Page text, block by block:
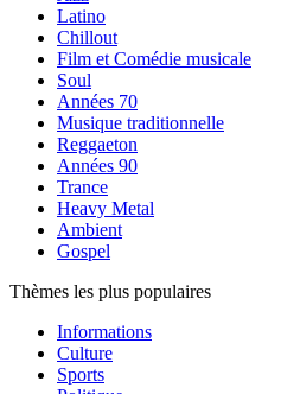
Latino
Chillout
Film et Comédie musicale
Soul
Années 70
Musique traditionnelle
Reggaeton
Années 90
Trance
Heavy Metal
Ambient
Gospel
Thèmes les plus populaires
Informations
Culture
Sports